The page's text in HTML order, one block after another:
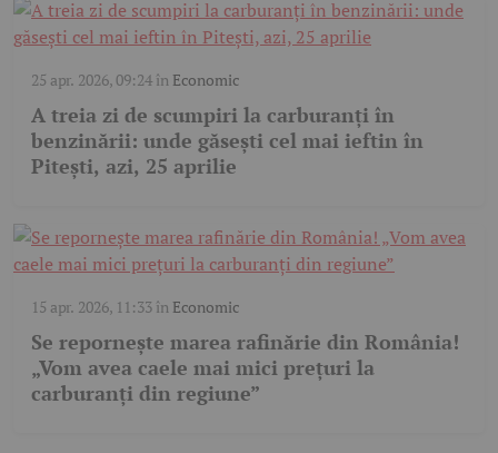
25 apr. 2026, 09:24în Economic
A treia zi de scumpiri la carburanți în
benzinării: unde găsești cel mai ieftin în
Pitești, azi, 25 aprilie
15 apr. 2026, 11:33în Economic
Se repornește marea rafinărie din România!
„Vom avea caele mai mici prețuri la
carburanți din regiune”